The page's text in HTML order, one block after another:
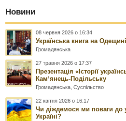
Новини
08 червня 2026 о 16:34
Українська книга на Одещині
Громадянська
27 травня 2026 о 17:37
Презентація «Історії
Камʼянець-Подільську
Громадянська ,Суспільство
22 квітня 2026 о 16:17
Чи діждемося ми поваги до
Україні?